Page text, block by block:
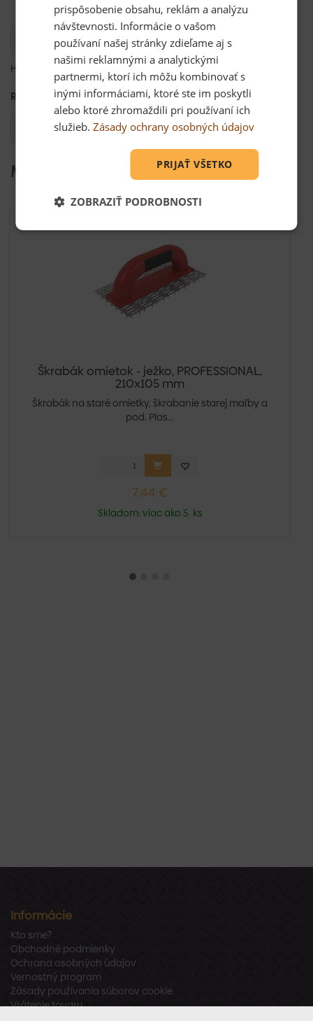
Hladítko plastové s brúsnym papierom
Rozmer:
250x140mm
Otázka
Mohlo by Vás zaujímať
Škrabák omietok - ježko, PROFESSIONAL,
210x105 mm
Škrabák na staré omietky, škrabanie starej maľby a
pod. Plas...
7,44 €
Skladom: viac ako 5 ks
Informácie
Kto sme?
Obchodné podmienky
Ochrana osobných údajov
Vernostný program
Zásady používania súborov cookie
Vrátenie tovaru
prispôsobenie obsahu, reklám a analýzu
návštevnosti. Informácie o vašom
používaní našej stránky zdieľame aj s
našimi reklamnými a analytickými
partnermi, ktorí ich môžu kombinovať s
inými informáciami, ktoré ste im poskytli
alebo ktoré zhromaždili pri používaní ich
služieb.Zásady ochrany osobných údajov
PRIJAŤ VŠETKO
ZOBRAZIŤ PODROBNOSTI